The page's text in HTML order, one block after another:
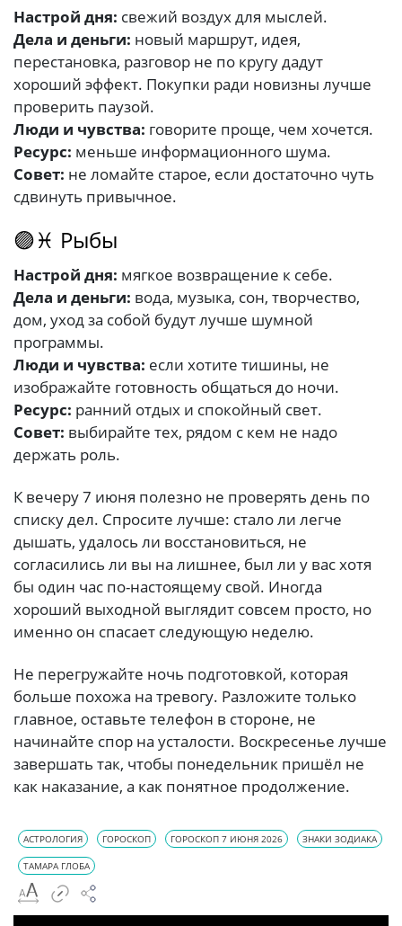
Настрой дня: свежий воздух для мыслей.
Дела и деньги: новый маршрут, идея,
перестановка, разговор не по кругу дадут
хороший эффект. Покупки ради новизны лучше
проверить паузой.
Люди и чувства: говорите проще, чем хочется.
Ресурс: меньше информационного шума.
Совет: не ломайте старое, если достаточно чуть
сдвинуть привычное.
🟣♓ Рыбы
Настрой дня: мягкое возвращение к себе.
Дела и деньги: вода, музыка, сон, творчество,
дом, уход за собой будут лучше шумной
программы.
Люди и чувства: если хотите тишины, не
изображайте готовность общаться до ночи.
Ресурс: ранний отдых и спокойный свет.
Совет: выбирайте тех, рядом с кем не надо
держать роль.
К вечеру 7 июня полезно не проверять день по
списку дел. Спросите лучше: стало ли легче
дышать, удалось ли восстановиться, не
согласились ли вы на лишнее, был ли у вас хотя
бы один час по-настоящему свой. Иногда
хороший выходной выглядит совсем просто, но
именно он спасает следующую неделю.
Не перегружайте ночь подготовкой, которая
больше похожа на тревогу. Разложите только
главное, оставьте телефон в стороне, не
начинайте спор на усталости. Воскресенье лучше
завершать так, чтобы понедельник пришёл не
как наказание, а как понятное продолжение.
АСТРОЛОГИЯ ГОРОСКОП ГОРОСКОП 7 ИЮНЯ 2026 ЗНАКИ ЗОДИАКА
ТАМАРА ГЛОБА